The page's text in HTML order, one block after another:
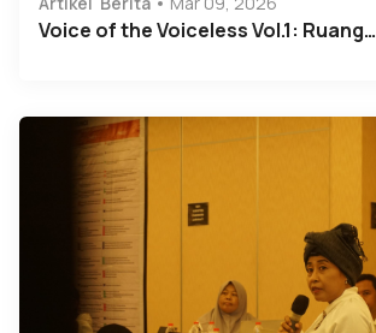
Voice of the Voiceless Vol.1: Ruang…